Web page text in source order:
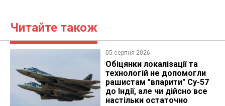
Читайте також
05 серпня 2026
Обіцянки локалізації та
технологій не допомогли
рашистам "впарити" Су-57
до Індії, але чи дійсно все
настільки остаточно